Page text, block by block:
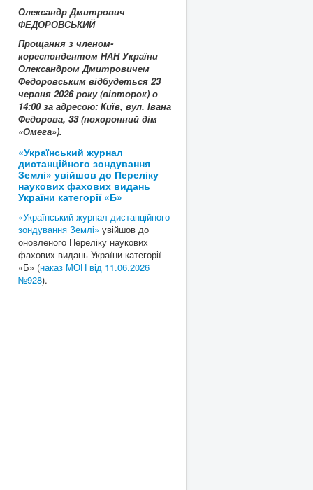
Олександр Дмитрович
ФЕДОРОВСЬКИЙ
Прощання з членом-
кореспондентом НАН України
Олександром Дмитровичем
Федоровським відбудеться 23
червня 2026 року (вівторок) о
14:00 за адресою: Київ, вул. Івана
Федорова, 33 (похоронний дім
«Омега»).
«Український журнал
дистанційного зондування
Землі» увійшов до Переліку
наукових фахових видань
України категорії «Б»
«Український журнал дистанційного
зондування Землі» увійшов до
оновленого Переліку наукових
фахових видань України категорії
«Б» (наказ МОН від 11.06.2026
№928).